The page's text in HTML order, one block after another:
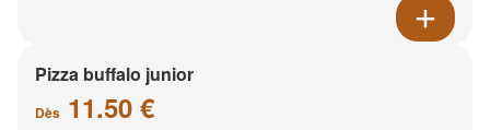
Pizza buffalo junior
Dès 11.50 €